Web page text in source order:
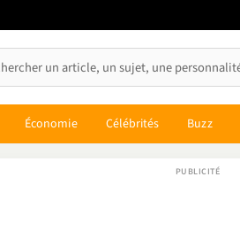
Économie Célébrités Buzz